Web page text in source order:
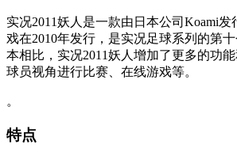
实况2011妖人是一款由日本公司Koami
戏在2010年发行，是实况足球系列的第
本相比，实况2011妖人增加了更多的功
球员视角进行比赛、在线游戏等。
。
特点